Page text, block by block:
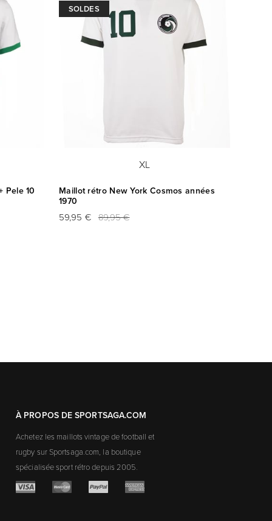
Pele 10
SOLDES
XL
Maillot rétro New York Cosmos années
1970
59,95 € 89,95 €
À PROPOS DE SPORTSAGA.COM
Achetez les maillots vintage de football et
rugby sur Sportsaga.com, la boutique
spécialisée sport rétro depuis 2005.